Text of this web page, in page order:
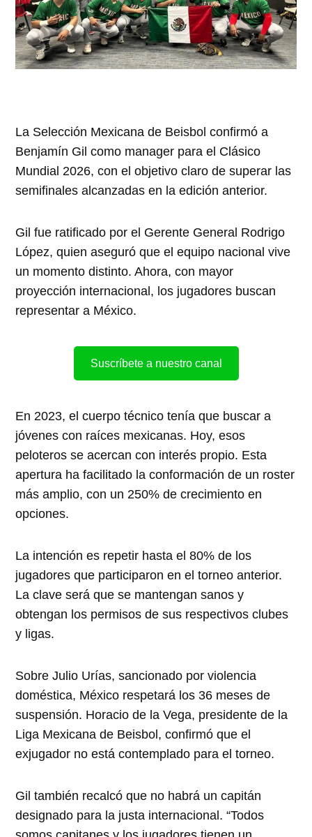
La Selección Mexicana de Beisbol confirmó a
Benjamín Gil como manager para el Clásico
Mundial 2026, con el objetivo claro de superar las
semifinales alcanzadas en la edición anterior.
Gil fue ratificado por el Gerente General Rodrigo
López, quien aseguró que el equipo nacional vive
un momento distinto. Ahora, con mayor
proyección internacional, los jugadores buscan
representar a México.
Suscríbete a nuestro canal
En 2023, el cuerpo técnico tenía que buscar a
jóvenes con raíces mexicanas. Hoy, esos
peloteros se acercan con interés propio. Esta
apertura ha facilitado la conformación de un roster
más amplio, con un 250% de crecimiento en
opciones.
La intención es repetir hasta el 80% de los
jugadores que participaron en el torneo anterior.
La clave será que se mantengan sanos y
obtengan los permisos de sus respectivos clubes
y ligas.
Sobre Julio Urías, sancionado por violencia
doméstica, México respetará los 36 meses de
suspensión. Horacio de la Vega, presidente de la
Liga Mexicana de Beisbol, confirmó que el
exjugador no está contemplado para el torneo.
Gil también recalcó que no habrá un capitán
designado para la justa internacional. “Todos